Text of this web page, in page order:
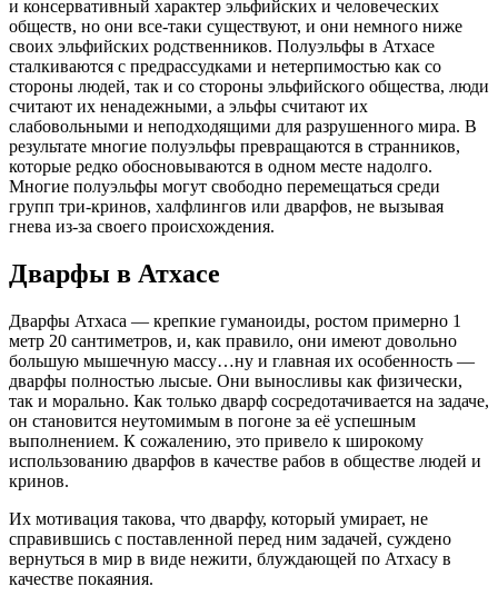
и консервативный характер эльфийских и человеческих
обществ, но они все-таки существуют, и они немного ниже
своих эльфийских родственников. Полуэльфы в Атхасе
сталкиваются с предрассудками и нетерпимостью как со
стороны людей, так и со стороны эльфийского общества, люди
считают их ненадежными, а эльфы считают их
слабовольными и неподходящими для разрушенного мира. В
результате многие полуэльфы превращаются в странников,
которые редко обосновываются в одном месте надолго.
Многие полуэльфы могут свободно перемещаться среди
групп три-кринов, халфлингов или дварфов, не вызывая
гнева из-за своего происхождения.
Дварфы в Атхасе
Дварфы Атхаса — крепкие гуманоиды, ростом примерно 1
метр 20 сантиметров, и, как правило, они имеют довольно
большую мышечную массу…ну и главная их особенность —
дварфы полностью лысые. Они выносливы как физически,
так и морально. Как только дварф сосредотачивается на задаче,
он становится неутомимым в погоне за её успешным
выполнением. К сожалению, это привело к широкому
использованию дварфов в качестве рабов в обществе людей и
кринов.
Их мотивация такова, что дварфу, который умирает, не
справившись с поставленной перед ним задачей, суждено
вернуться в мир в виде нежити, блуждающей по Атхасу в
качестве покаяния.